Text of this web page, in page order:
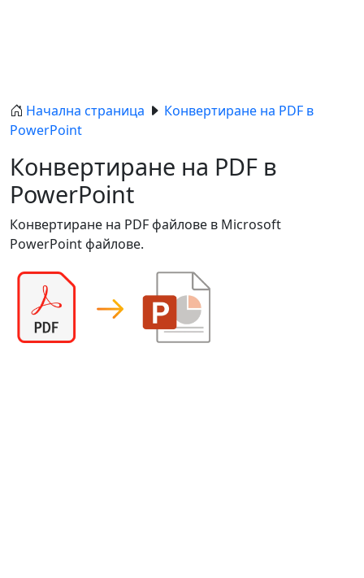
Начална страница
Конвертиране на PDF в
PowerPoint
Конвертиране на PDF в
PowerPoint
Конвертиране на PDF файлове в Microsoft
PowerPoint файлове.